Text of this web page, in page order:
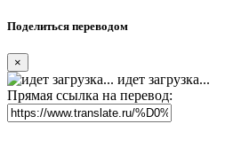
Поделиться переводом
×
идет загрузка...
Прямая ссылка на перевод: